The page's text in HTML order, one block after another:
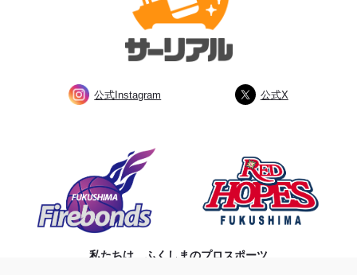
公式Instagram 公式X
私たちは、ふくしまのプロスポーツ